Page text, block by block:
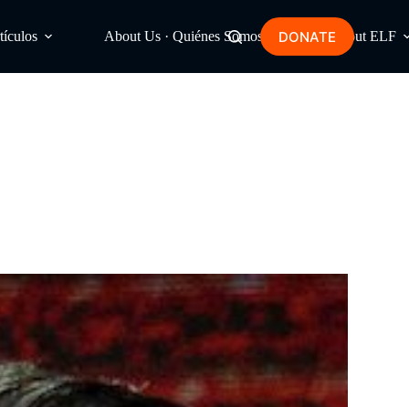
About Us · Quiénes Somos About ELF
DONATE